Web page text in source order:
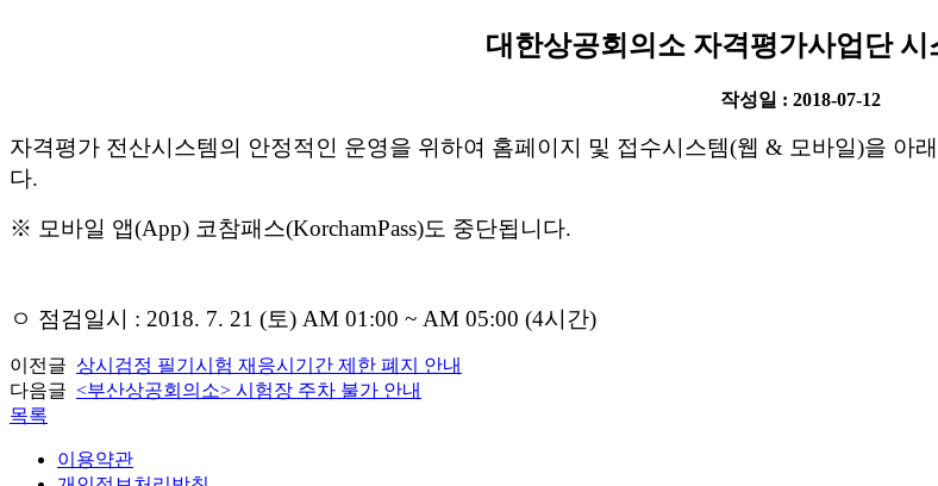
대한상공회의소 자격평가사업단 시
작성일 : 2018-07-12
자격평가 전산시스템의 안정적인 운영을 위하여 홈페이지 및 접수시스템(웹 & 모바일)을 아
다.
※ 모바일 앱(App) 코참패스(KorchamPass)도 중단됩니다.
ㅇ 점검일시 : 2018. 7. 21 (토) AM 01:00 ~ AM 05:00 (4시간)
이전글 상시검정 필기시험 재응시기간 제한 폐지 안내
다음글 <부산상공회의소> 시험장 주차 불가 안내
목록
이용약관